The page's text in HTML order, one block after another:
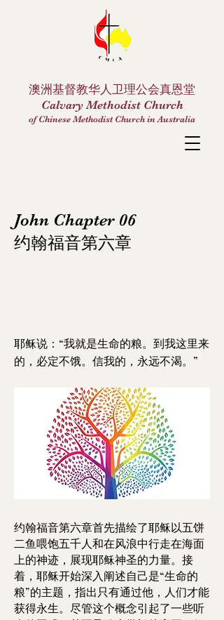
澳洲基督教华人卫理公会真恩堂
Calvary Methodist Church
of Chinese Methodist Church in Australia
John Chapter 06
约翰福音第六章
耶稣说：“我就是生命的粮。到我这里来
的，必定不饿。信我的，永远不渴。”
约翰福音第六章首先描绘了耶稣以五饼
二鱼喂饱五千人和在风浪中行走在海面
上的神迹，展现耶稣神圣的力量。接
着，耶稣开始深入阐述自己是“生命的
粮”的主题，指出只有通过他，人们才能
获得永生。尽管这个概念引起了一些听